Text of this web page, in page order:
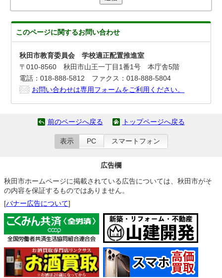
このページに関するお問い合わせ
秋田市教育委員会 学校適正配置推進室
〒010-8560 秋田市山王一丁目1番1号 本庁舎5階
電話：018-888-5812 ファクス：018-888-5804
お問い合わせは専用フォームをご利用ください。
前のページへ戻る トップページへ戻る
表示 PC スマートフォン
広告欄
秋田市ホームページに掲載されている広告については、秋田市がそ
の内容を保証するものではありません。
[バナー広告について]